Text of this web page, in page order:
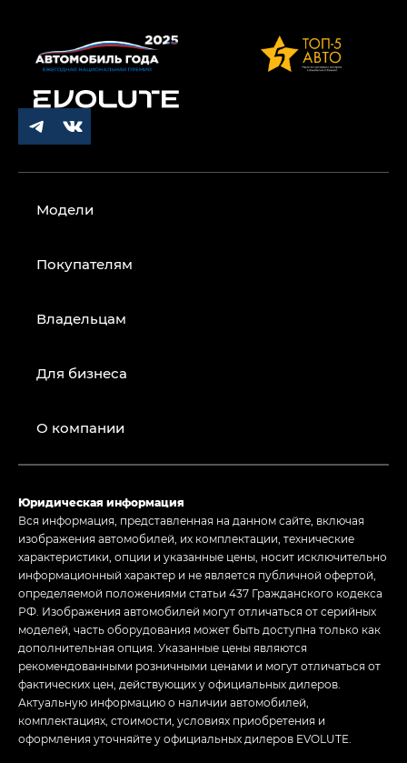
Модели
Покупателям
Владельцам
Для бизнеса
О компании
Юридическая информация
Вся информация, представленная на данном сайте, включая
изображения автомобилей, их комплектации, технические
характеристики, опции и указанные цены, носит исключительно
информационный характер и не является публичной офертой,
определяемой положениями статьи 437 Гражданского кодекса
РФ. Изображения автомобилей могут отличаться от серийных
моделей, часть оборудования может быть доступна только как
дополнительная опция. Указанные цены являются
рекомендованными розничными ценами и могут отличаться от
фактических цен, действующих у официальных дилеров.
Актуальную информацию о наличии автомобилей,
комплектациях, стоимости, условиях приобретения и
оформления уточняйте у официальных дилеров EVOLUTE.